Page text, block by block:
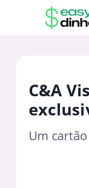
C&A
Um